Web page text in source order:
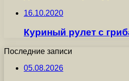
16.10.2020
Куриный рулет с
Последние записи
05.08.2026